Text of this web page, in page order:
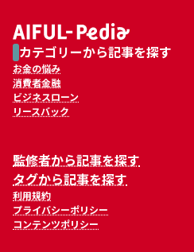
カテゴリーから記事を探す
お金の悩み
消費者金融
ビジネスローン
リースバック
監修者から記事を探す
タグから記事を探す
利用規約
プライバシーポリシー
コンテンツポリシー